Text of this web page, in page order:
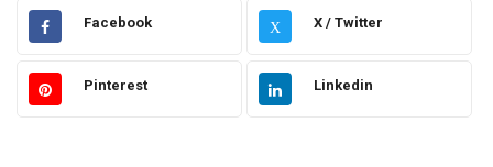
Hukuk Moda
Gündem Elektronik
Facebook X X / Twitter
Pinterest Linkedin